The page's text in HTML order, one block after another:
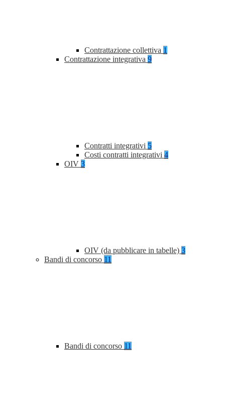
Contrattazione collettiva 1
Contrattazione integrativa 9
Contratti integrativi 5
Costi contratti integrativi 4
OIV 3
OIV (da pubblicare in tabelle) 3
Bandi di concorso 11
Bandi di concorso 11